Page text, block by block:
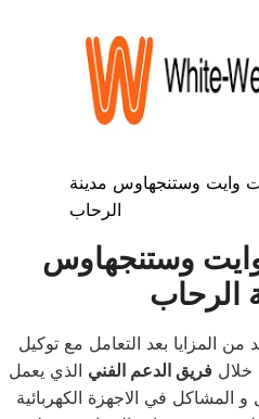
وايت وستنجهاوس مدينة
الرحاب
وايت وستنجهاوس
الرحاب
المزايا بعد التعامل مع توكيل
فريق الدعم الفني الذي يعمل
المشاكل في الاجهزة الكهربائية